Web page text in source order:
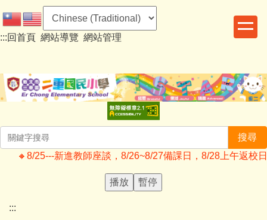
到
主
容
區
:::回首頁 網站導覽 網站管理
搜尋
🔸️8/25---新進教師座談，8/26~8/27備課日，8/28上午返校
播放 暫停
:::